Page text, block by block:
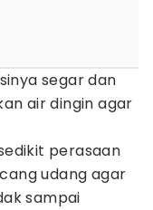
segar dan
air dingin agar
perasaan
udang agar
sampai